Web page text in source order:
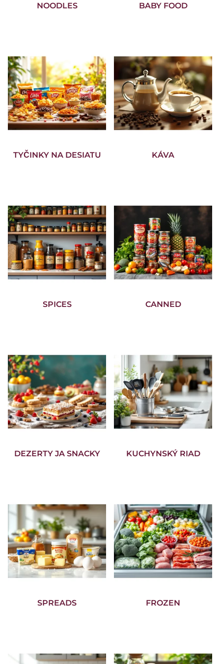
NOODLES BABY FOOD
TYČINKY NA DESIATU KÁVA
SPICES CANNED
DEZERTY JA SNACKY KUCHYNSKÝ RIAD
SPREADS FROZEN